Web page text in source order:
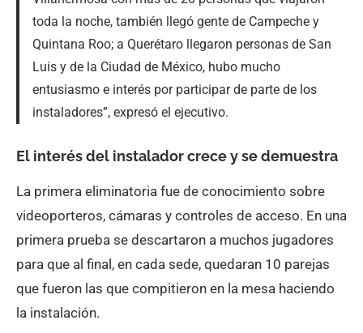
toda la noche, también llegó gente de Campeche y
Quintana Roo; a Querétaro llegaron personas de San
Luis y de la Ciudad de México, hubo mucho
entusiasmo e interés por participar de parte de los
instaladores”, expresó el ejecutivo.
El interés del instalador crece y se demuestra
La primera eliminatoria fue de conocimiento sobre
videoporteros, cámaras y controles de acceso. En una
primera prueba se descartaron a muchos jugadores
para que al final, en cada sede, quedaran 10 parejas
que fueron las que compitieron en la mesa haciendo
la instalación.